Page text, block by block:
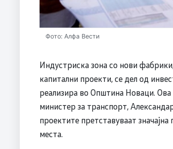
Фото: Алфа Вести
Индустриска зона со нови
капитални проекти, се дел од
реализира во Општина Новаци. Ова
министер за транспорт,
проектите претставуваат
места.